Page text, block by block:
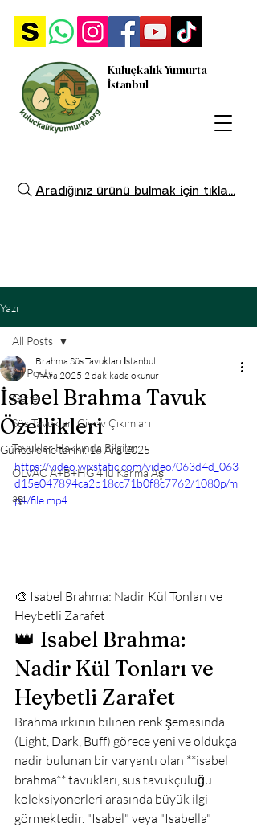
Kuluçkalık Yumurta
İstanbul
Aradığınız ürünü bulmak için tıkla...
Yazı
All Posts
Genel
Süs Tavukları Civciv Çıkımları
Tavuklar Hakkında Bilgiler
OLVAC A+B+HG 4'lü Karma Aşı
aşı
All Posts
İsabel Brahma Tavuk
Özellikleri
Brahma Süs Tavukları İstanbul
7 Ara 2025 2 dakikada okunur
Güncelleme tarihi:16 Ara 2025
https://video.wixstatic.com/video/063d4d_063
d15e047894ca2b18cc71b0f8c7762/1080p/m
p4/file.mp4
🎨 Isabel Brahma: Nadir Kül Tonları ve
Heybetli Zarafet
👑 Isabel Brahma:
Nadir Kül Tonları ve
Heybetli Zarafet
Brahma ırkının bilinen renk şemasında
(Light, Dark, Buff) görece yeni ve oldukça
nadir bulunan bir varyantı olan **isabel
brahma** tavukları, süs tavukçuluğu
koleksiyonerleri arasında büyük ilgi
görmektedir. "Isabel" veya "Isabella"